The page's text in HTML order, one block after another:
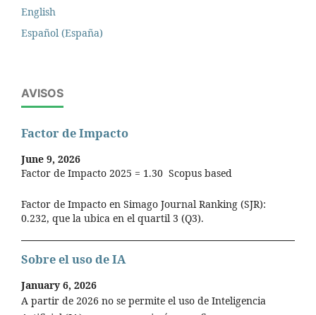
English
Español (España)
AVISOS
Factor de Impacto
June 9, 2026
Factor de Impacto 2025 = 1.30 Scopus based
Factor de Impacto en Simago Journal Ranking (SJR):
0.232, que la ubica en el quartil 3 (Q3).
Sobre el uso de IA
January 6, 2026
A partir de 2026 no se permite el uso de Inteligencia